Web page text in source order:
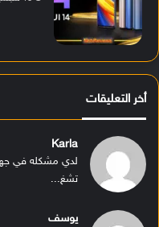
أخر التعليقات
Karla
لدي مشكله في
تشغ...
يوسف